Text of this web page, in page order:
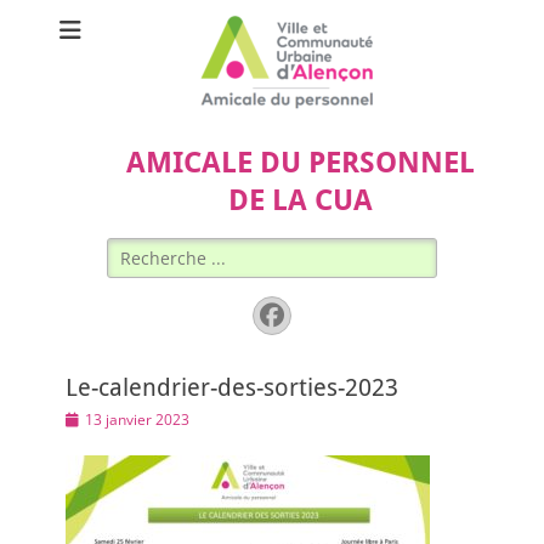
AMICALE DU PERSONNEL
DE LA CUA
Rechercher :
Facebook
Le-calendrier-des-sorties-2023
Posted13 janvier 2023